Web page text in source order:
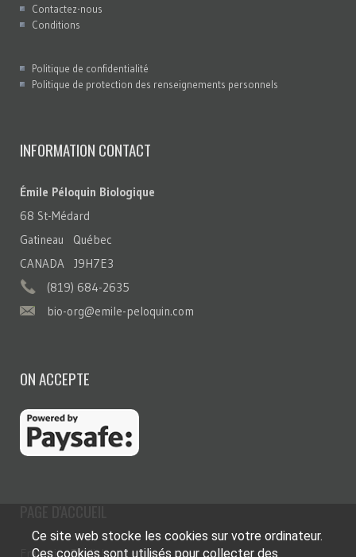
Contactez-nous
Conditions
Politique de confidentialité
Politique de protection des renseignements personnels
INFORMATION CONTACT
Émile Péloquin Biologique
68 St-Médard
Gatineau Québec
CANADA J9H7E3
(819) 684-2635
bio-org@emile-peloquin.com
ON ACCEPTE
Français English
Ce site web stocke les cookies sur votre ordinateur.
Ces cookies sont utilisés pour collecter des